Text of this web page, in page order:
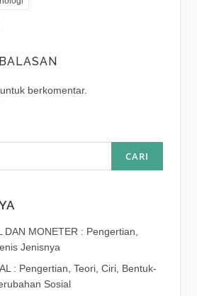
berkomentar.
DAN MONETER : Pengertian,
Jenisnya
: Pengertian, Teori, Ciri, Bentuk-
Sosial